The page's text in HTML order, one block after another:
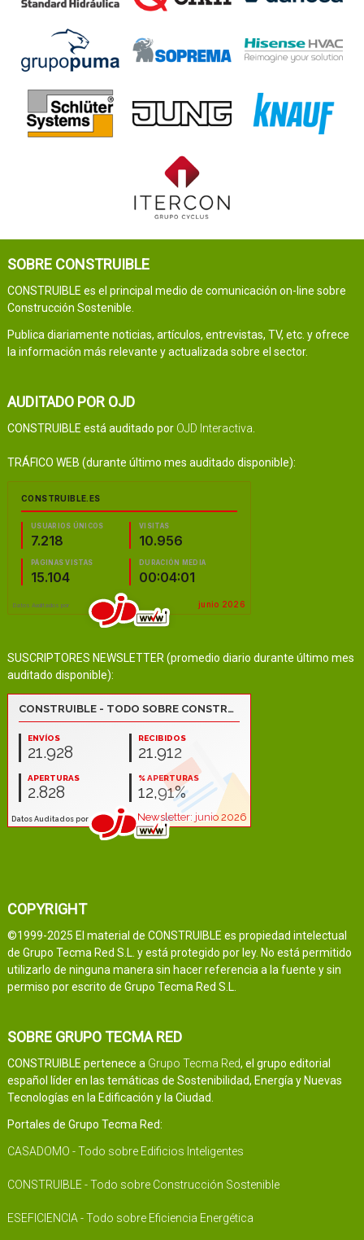
SOBRE CONSTRUIBLE
CONSTRUIBLE es el principal medio de comunicación on-line sobre
Construcción Sostenible.
Publica diariamente noticias, artículos, entrevistas, TV, etc. y ofrece
la información más relevante y actualizada sobre el sector.
AUDITADO POR OJD
CONSTRUIBLE está auditado por OJD Interactiva
TRÁFICO WEB (durante último mes auditado disponible):
SUSCRIPTORES NEWSLETTER (promedio diario durante último mes
auditado disponible):
COPYRIGHT
©1999-2025 El material de CONSTRUIBLE es propiedad intelectual
de Grupo Tecma Red S.L. y está protegido por ley. No está permitido
utilizarlo de ninguna manera sin hacer referencia a la fuente y sin
permiso por escrito de Grupo Tecma Red S.L.
SOBRE GRUPO TECMA RED
CONSTRUIBLE pertenece a Grupo Tecma Red, el grupo editorial
español líder en las temáticas de Sostenibilidad, Energía y Nuevas
Tecnologías en la Edificación y la Ciudad.
Portales de Grupo Tecma Red:
CASADOMO - Todo sobre Edificios Inteligentes
CONSTRUIBLE - Todo sobre Construcción Sostenible
ESEFICIENCIA - Todo sobre Eficiencia Energética